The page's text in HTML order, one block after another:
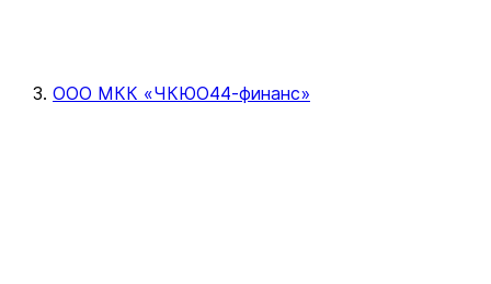
ООО МКК «ЧКЮО44-финанс»